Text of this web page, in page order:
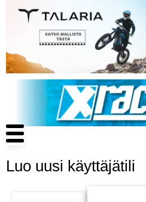
pääsisältöön
Käyttäjätunnus
Main
navigation
Luo uusi käyttäjätili